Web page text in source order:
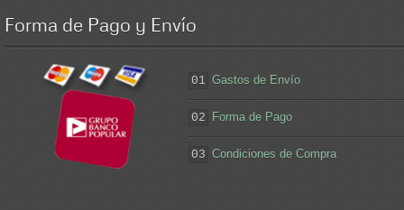
Forma de Pago y Envío
01 Gastos de Envío
02 Forma de Pago
03 Condiciones de Compra